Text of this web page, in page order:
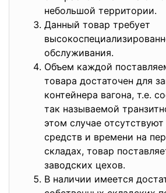
небольшой территории.
Данный товар требует
обслуживания.
Объем каждой
товара достаточен для
контейнера вагона, т.е.
так называемой
этом случае отсутствуют
средств и времени на
складах, товар
заводских цехов.
В наличии имеется